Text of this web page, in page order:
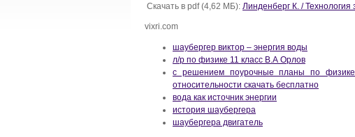
Скачать в pdf (4,62 МБ): Линденберг К. / Технология
vixri.com
шаубергер виктор – энергия воды
л/р по физике 11 класс В.А Орлов
с решением поурочные планы по
относительности скачать бесплатно
вода как источник энергии
история шаубергера
шаубергера двигатель